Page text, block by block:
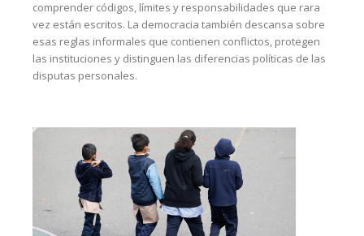
comprender códigos, límites y responsabilidades que rara
vez están escritos. La democracia también descansa sobre
esas reglas informales que contienen conflictos, protegen
las instituciones y distinguen las diferencias políticas de las
disputas personales.